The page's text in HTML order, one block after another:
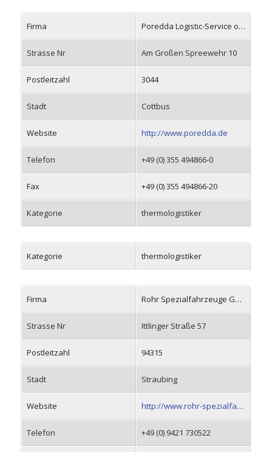
Firma Poredda Logistic-Service oHG
Strasse Nr Am Großen Spreewehr 10
Postleitzahl 3044
Stadt Cottbus
Website http://www.poredda.de
Telefon +49 (0) 355 494866-0
Fax +49 (0) 355 494866-20
Kategorie thermologistiker
Kategorie thermologistiker
Firma Rohr Spezialfahrzeuge GmbH
Strasse Nr Ittlinger Straße 57
Postleitzahl 94315
Stadt Straubing
Website http://www.rohr-spezialfahrzeuge.com
Telefon +49 (0) 9421 730522